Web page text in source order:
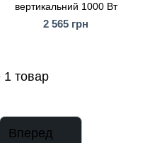
вертикальний 1000 Вт
2 565 грн
товар
Вперед